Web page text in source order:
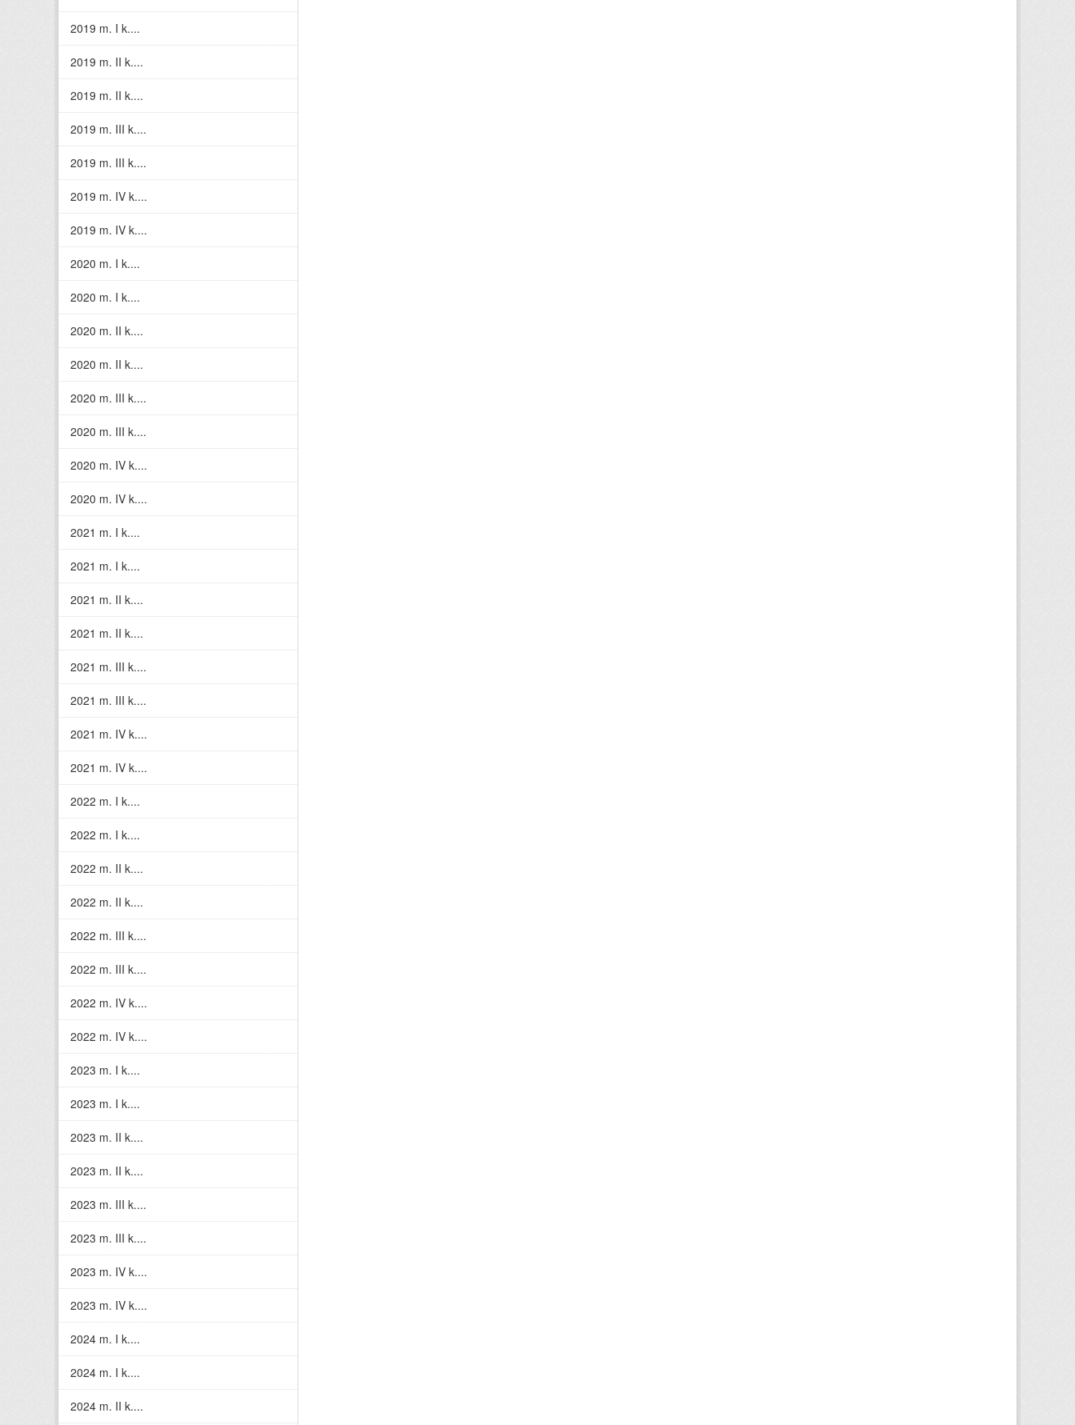
2019 m. I k....
2019 m. II k....
2019 m. II k....
2019 m. III k....
2019 m. III k....
2019 m. IV k....
2019 m. IV k....
2020 m. I k....
2020 m. I k....
2020 m. II k....
2020 m. II k....
2020 m. III k....
2020 m. III k....
2020 m. IV k....
2020 m. IV k....
2021 m. I k....
2021 m. I k....
2021 m. II k....
2021 m. II k....
2021 m. III k....
2021 m. III k....
2021 m. IV k....
2021 m. IV k....
2022 m. I k....
2022 m. I k....
2022 m. II k....
2022 m. II k....
2022 m. III k....
2022 m. III k....
2022 m. IV k....
2022 m. IV k....
2023 m. I k....
2023 m. I k....
2023 m. II k....
2023 m. II k....
2023 m. III k....
2023 m. III k....
2023 m. IV k....
2023 m. IV k....
2024 m. I k....
2024 m. I k....
2024 m. II k....